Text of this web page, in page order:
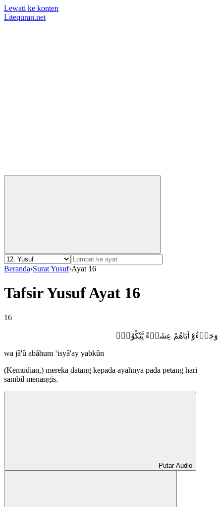
Lewati ke konten
Litequran.net
Beranda›Surat Yusuf›Ayat 16
Tafsir Yusuf Ayat 16
16
وَجَاۤءُوْٓ اَبَاهُمْ عِشَاۤءً يَّبْكُوْنَۗ
wa jâ'û abâhum ‘isyâ'ay yabkûn
(Kemudian,) mereka datang kepada ayahnya pada petang hari
sambil menangis.
Putar Audio